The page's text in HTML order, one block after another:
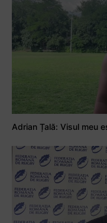
Adrian Țală: Visul meu